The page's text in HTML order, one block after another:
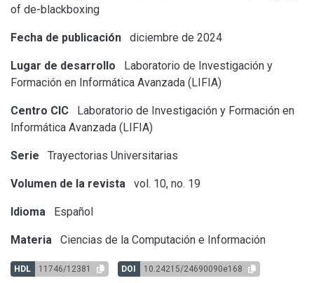
of de-blackboxing
Fecha de publicación diciembre de 2024
Lugar de desarrollo
Laboratorio de Investigación y
Formación en Informática Avanzada (LIFIA)
Centro CIC
Laboratorio de Investigación y Formación en
Informática Avanzada (LIFIA)
Serie Trayectorias Universitarias
Volumen de la revista vol. 10, no. 19
Idioma Español
Materia Ciencias de la Computación e Información
HDL 11746/12381 DOI 10.24215/24690090e168